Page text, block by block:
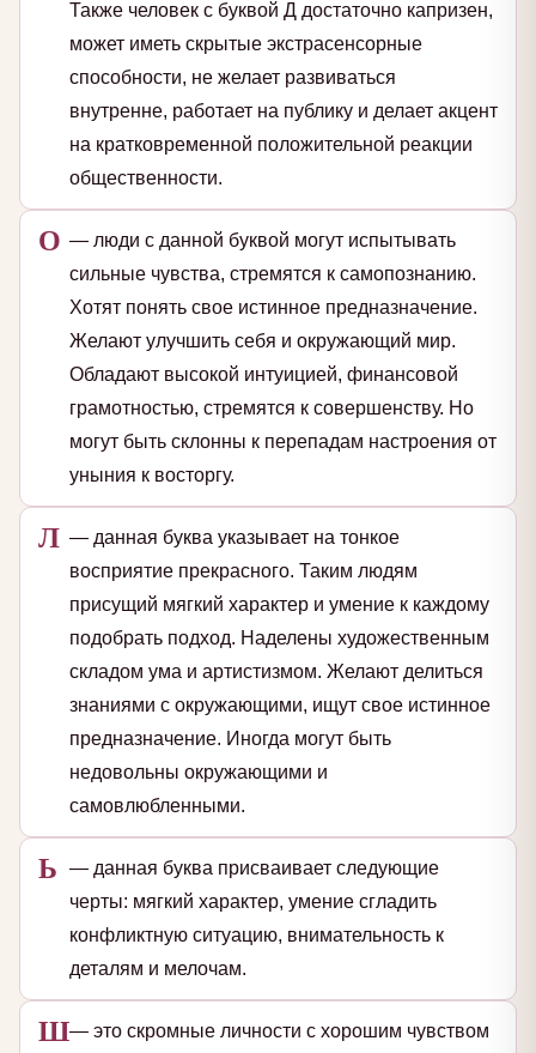
Также человек с буквой Д достаточно капризен,
может иметь скрытые экстрасенсорные
способности, не желает развиваться
внутренне, работает на публику и делает акцент
на кратковременной положительной реакции
общественности.
О — люди с данной буквой могут испытывать
сильные чувства, стремятся к самопознанию.
Хотят понять свое истинное предназначение.
Желают улучшить себя и окружающий мир.
Обладают высокой интуицией, финансовой
грамотностью, стремятся к совершенству. Но
могут быть склонны к перепадам настроения от
уныния к восторгу.
Л — данная буква указывает на тонкое
восприятие прекрасного. Таким людям
присущий мягкий характер и умение к каждому
подобрать подход. Наделены художественным
складом ума и артистизмом. Желают делиться
знаниями с окружающими, ищут свое истинное
предназначение. Иногда могут быть
недовольны окружающими и
самовлюбленными.
Ь
— данная буква присваивает следующие
черты: мягкий характер, умение сгладить
конфликтную ситуацию, внимательность к
деталям и мелочам.
Ш— это скромные личности с хорошим чувством